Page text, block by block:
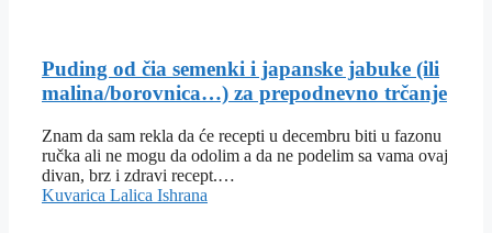
Puding od čia semenki i japanske jabuke (ili
malina/borovnica…) za prepodnevno trčanje
Znam da sam rekla da će recepti u decembru biti u fazonu
ručka ali ne mogu da odolim a da ne podelim sa vama ovaj
divan, brz i zdravi recept.…
Kuvarica Lalica Ishrana